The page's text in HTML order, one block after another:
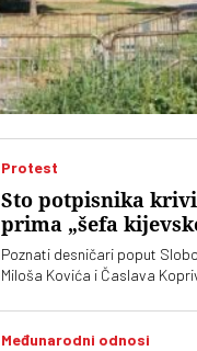
Protest
Sto potpisnika
prima „šefa
Poznati desničari poput
Miloša Kovića i Časlava
Ukrajine Volodimira
Međunarodni odnosi